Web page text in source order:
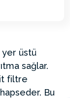
üstü
sağlar.
filtre
Bu